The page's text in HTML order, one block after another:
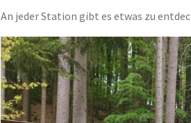
An jeder Station gibt es etwas zu